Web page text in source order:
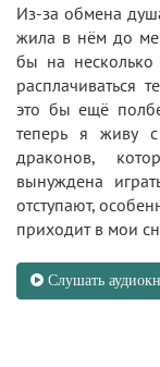
Из-за обмена
жила в нём до
бы на
расплачиваться
это бы ещё
теперь я живу
драконов,
вынуждена
отступают,
приходит в мои
Слушать